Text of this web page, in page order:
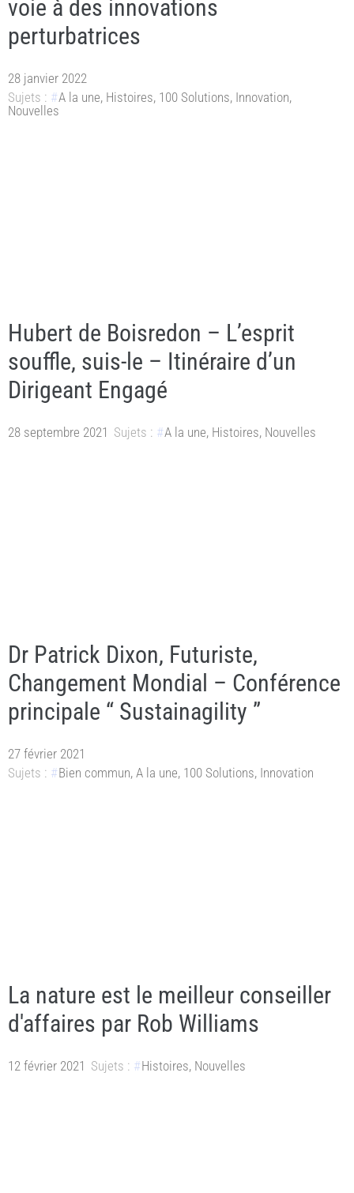
voie à des innovations
perturbatrices
28 janvier 2022
Sujets :
A la une, Histoires, 100 Solutions, Innovation,
Nouvelles
Hubert de Boisredon – L’esprit
souffle, suis-le – Itinéraire d’un
Dirigeant Engagé
28 septembre 2021 Sujets : A la une, Histoires, Nouvelles
Dr Patrick Dixon, Futuriste,
Changement Mondial – Conférence
principale “ Sustainagility ”
27 février 2021
Sujets :
Bien commun, A la une, 100 Solutions, Innovation
La nature est le meilleur conseiller
d'affaires par Rob Williams
12 février 2021 Sujets : Histoires, Nouvelles